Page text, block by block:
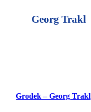
Georg Trakl
Grodek – Georg Trakl